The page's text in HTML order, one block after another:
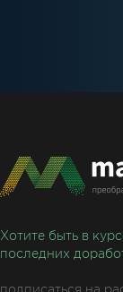
Хотите быть в
последних